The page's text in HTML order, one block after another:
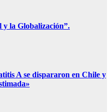
la Globalización”.
A se dispararon en Chile y